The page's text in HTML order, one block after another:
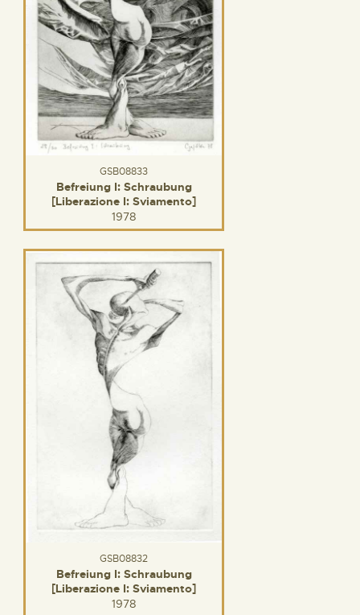
GSB08833
Befreiung I: Schraubung
[Liberazione I: Sviamento]
1978
GSB08832
Befreiung I: Schraubung
[Liberazione I: Sviamento]
1978